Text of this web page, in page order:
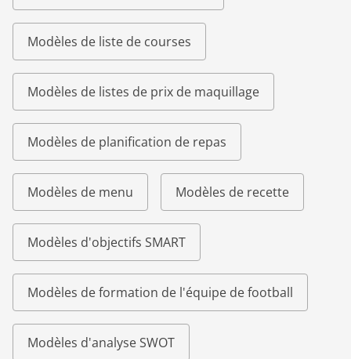
Modèles de liste de courses
Modèles de listes de prix de maquillage
Modèles de planification de repas
Modèles de menu Modèles de recette
Modèles d'objectifs SMART
Modèles de formation de l'équipe de football
Modèles d'analyse SWOT